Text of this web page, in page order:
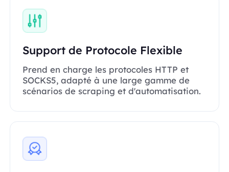
Support de Protocole Flexible
Prend en charge les protocoles HTTP et
SOCKS5, adapté à une large gamme de
scénarios de scraping et d'automatisation.